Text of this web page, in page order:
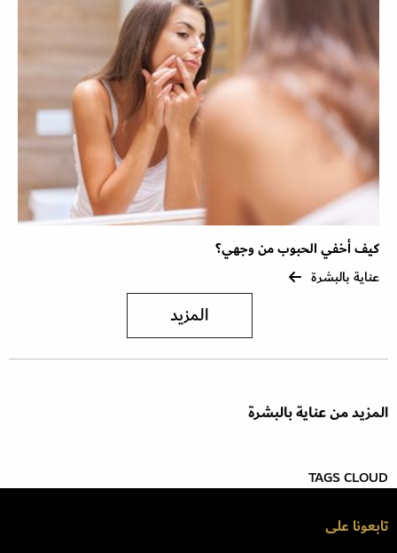
كيف أخفي الحبوب من وجهي؟
عناية بالبشرة
المزيد
المزيد من عناية بالبشرة
TAGS CLOUD
تابعونا على